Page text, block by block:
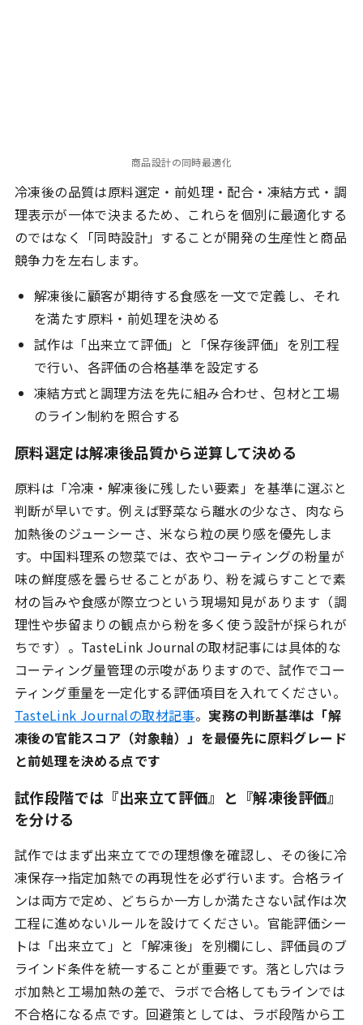
商品設計の同時最適化
冷凍後の品質は原料選定・前処理・配合・凍結方式・調
理表示が一体で決まるため、これらを個別に最適化する
のではなく「同時設計」することが開発の生産性と商品
競争力を左右します。
解凍後に顧客が期待する食感を一文で定義し、それ
を満たす原料・前処理を決める
試作は「出来立て評価」と「保存後評価」を別工程
で行い、各評価の合格基準を設定する
凍結方式と調理方法を先に組み合わせ、包材と工場
のライン制約を照合する
原料選定は解凍後品質から逆算して決める
原料は「冷凍・解凍後に残したい要素」を基準に選ぶと
判断が早いです。例えば野菜なら離水の少なさ、肉なら
加熱後のジューシーさ、米なら粒の戻り感を優先しま
す。中国料理系の惣菜では、衣やコーティングの粉量が
味の鮮度感を曇らせることがあり、粉を減らすことで素
材の旨みや食感が際立つという現場知見があります（調
理性や歩留まりの観点から粉を多く使う設計が採られが
ちです）。TasteLink Journalの取材記事には具体的な
コーティング量管理の示唆がありますので、試作でコー
ティング重量を一定化する評価項目を入れてください。
TasteLink Journalの取材記事。 実務の判断基準は「解
凍後の官能スコア（対象軸）」を最優先に原料グレード
と前処理を決める点です
試作段階では『出来立て評価』と『解凍後評価』
を分ける
試作ではまず出来立てでの理想像を確認し、その後に冷
凍保存→指定加熱での再現性を必ず行います。合格ライ
ンは両方で定め、どちらか一方しか満たさない試作は次
工程に進めないルールを設けてください。官能評価シー
トは「出来立て」と「解凍後」を別欄にし、評価員のブ
ラインド条件を統一することが重要です。落とし穴はラ
ボ加熱と工場加熱の差で、ラボで合格してもラインでは
不合格になる点です。回避策としては、ラボ段階から工